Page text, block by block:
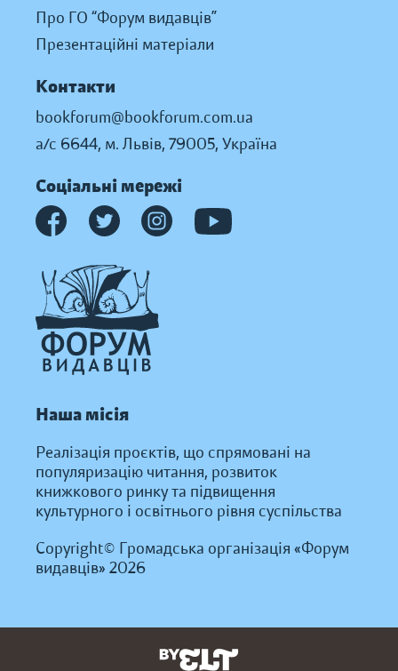
Про ГО “Форум видавців”
Презентаційні матеріали
Контакти
bookforum@bookforum.com.ua
а/с 6644, м. Львів, 79005, Україна
Соціальні мережі
Наша місія
Реалізація проєктів, що спрямовані на
популяризацію читання, розвиток
книжкового ринку та підвищення
культурного і освітнього рівня суспільства
Copyright© Громадська організація «Форум
видавців» 2026